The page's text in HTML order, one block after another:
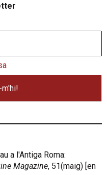
a l'Antiga Roma:
Magazine, 51(maig) [en